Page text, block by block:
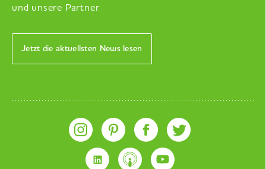
und unsere Partner
Jetzt die aktuellsten News lesen